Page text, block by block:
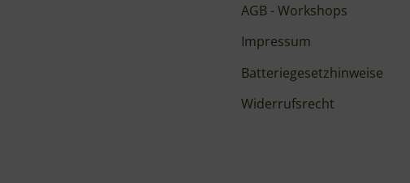
AGB - Workshops
Impressum
Batteriegesetzhinweise
Widerrufsrecht